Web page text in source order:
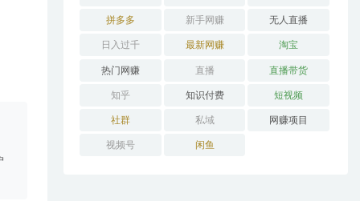
拼多多 新手网赚 无人直播
日入过千 最新网赚 淘宝
热门网赚 直播 直播带货
知乎 知识付费 短视频
社群 私域 网赚项目
视频号 闲鱼